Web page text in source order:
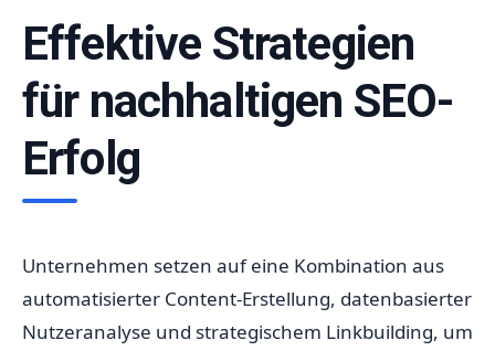
Effektive Strategien
für nachhaltigen SEO-
Erfolg
Unternehmen setzen auf eine Kombination aus
automatisierter Content-Erstellung, datenbasierter
Nutzeranalyse und strategischem Linkbuilding, um